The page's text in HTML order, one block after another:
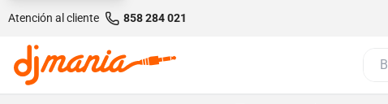
Atención al cliente 858 284 021